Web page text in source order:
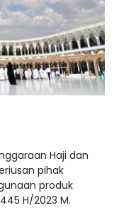
Haji dan
pihak
produk
H/2023 M.